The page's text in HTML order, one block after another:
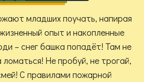
младших поучать, напирая
опыт и накопленные
– снег башка попадёт! Там не
ломаться! Не пробуй, не трогай,
С правилами пожарной